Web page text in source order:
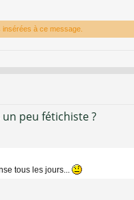
à ce message.
un peu fétichiste ?
tous les jours...